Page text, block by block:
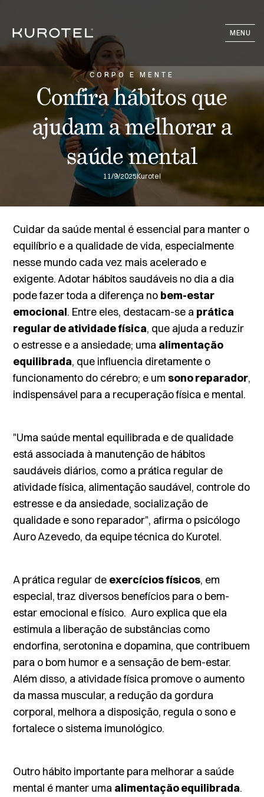
MENU
CORPO E MENTE
Confira hábitos que
ajudam a melhorar a
saúde mental
11/9/2025Kurotel
Cuidar da saúde mental é essencial para manter o
equilíbrio e a qualidade de vida, especialmente
nesse mundo cada vez mais acelerado e
exigente. Adotar hábitos saudáveis no dia a dia
pode fazer toda a diferença no bem-estar
emocional. Entre eles, destacam-se a prática
regular de atividade física, que ajuda a reduzir
o estresse e a ansiedade; uma alimentação
equilibrada, que influencia diretamente o
funcionamento do cérebro; e um sono reparador,
indispensável para a recuperação física e mental.
"Uma saúde mental equilibrada e de qualidade
está associada à manutenção de hábitos
saudáveis diários, como a prática regular de
atividade física, alimentação saudável, controle do
estresse e da ansiedade, socialização de
qualidade e sono reparador", afirma o psicólogo
Auro Azevedo, da equipe técnica do Kurotel.
A prática regular de exercícios físicos, em
especial, traz diversos benefícios para o bem-
estar emocional e físico. Auro explica que ela
estimula a liberação de substâncias como
endorfina, serotonina e dopamina, que contribuem
para o bom humor e a sensação de bem-estar.
Além disso, a atividade física promove o aumento
da massa muscular, a redução da gordura
corporal, melhora a disposição, regula o sono e
fortalece o sistema imunológico.
Outro hábito importante para melhorar a saúde
mental é manter uma alimentação equilibrada.